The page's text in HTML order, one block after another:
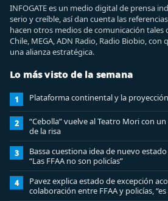
INFOGATE es un medio digital de prensa
serio y creíble, así dan cuenta las
hacen otros medios de comunicación tales
Chile, MEGA, ADN Radio, Radio Biobio,
una alianza estratégica.
Lo más visto de la semana
1 Plataforma continental y la
2
“Cebolla” vuelve al Teatro Mori con
de la risa
3
Bassa cuestiona idea de nuevo
“Las FFAA no son policías”
4
Pavez explica estado de excepción
colaboración entre FFAA y policías,